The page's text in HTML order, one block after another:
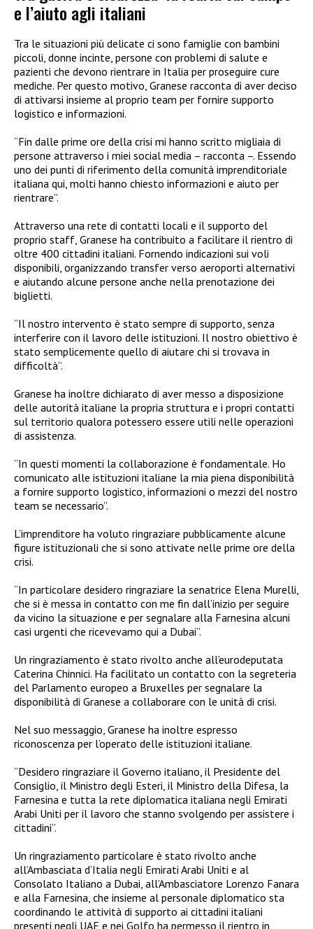
e l’aiuto agli italiani
Tra le situazioni più delicate ci sono famiglie con bambini
piccoli, donne incinte, persone con problemi di salute e
pazienti che devono rientrare in Italia per proseguire cure
mediche. Per questo motivo, Granese racconta di aver deciso
di attivarsi insieme al proprio team per fornire supporto
logistico e informazioni.
“Fin dalle prime ore della crisi mi hanno scritto migliaia di
persone attraverso i miei social media – racconta –. Essendo
uno dei punti di riferimento della comunità imprenditoriale
italiana qui, molti hanno chiesto informazioni e aiuto per
rientrare”.
Attraverso una rete di contatti locali e il supporto del
proprio staff, Granese ha contribuito a facilitare il rientro di
oltre 400 cittadini italiani. Fornendo indicazioni sui voli
disponibili, organizzando transfer verso aeroporti alternativi
e aiutando alcune persone anche nella prenotazione dei
biglietti.
“Il nostro intervento è stato sempre di supporto, senza
interferire con il lavoro delle istituzioni. Il nostro obiettivo è
stato semplicemente quello di aiutare chi si trovava in
difficoltà”.
Granese ha inoltre dichiarato di aver messo a disposizione
delle autorità italiane la propria struttura e i propri contatti
sul territorio qualora potessero essere utili nelle operazioni
di assistenza.
“In questi momenti la collaborazione è fondamentale. Ho
comunicato alle istituzioni italiane la mia piena disponibilità
a fornire supporto logistico, informazioni o mezzi del nostro
team se necessario”.
L’imprenditore ha voluto ringraziare pubblicamente alcune
figure istituzionali che si sono attivate nelle prime ore della
crisi.
“In particolare desidero ringraziare la senatrice Elena Murelli,
che si è messa in contatto con me fin dall’inizio per seguire
da vicino la situazione e per segnalare alla Farnesina alcuni
casi urgenti che ricevevamo qui a Dubai”.
Un ringraziamento è stato rivolto anche all’eurodeputata
Caterina Chinnici. Ha facilitato un contatto con la segreteria
del Parlamento europeo a Bruxelles per segnalare la
disponibilità di Granese a collaborare con le unità di crisi.
Nel suo messaggio, Granese ha inoltre espresso
riconoscenza per l’operato delle istituzioni italiane.
“Desidero ringraziare il Governo italiano, il Presidente del
Consiglio, il Ministro degli Esteri, il Ministro della Difesa, la
Farnesina e tutta la rete diplomatica italiana negli Emirati
Arabi Uniti per il lavoro che stanno svolgendo per assistere i
cittadini”.
Un ringraziamento particolare è stato rivolto anche
all’Ambasciata d’Italia negli Emirati Arabi Uniti e al
Consolato Italiano a Dubai, all’Ambasciatore Lorenzo Fanara
e alla Farnesina, che insieme al personale diplomatico sta
coordinando le attività di supporto ai cittadini italiani
presenti negli UAE e nei Golfo ha permesso il rientro in